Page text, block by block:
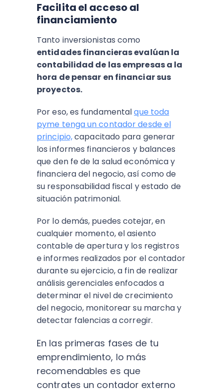
Facilita el acceso al
financiamiento
Tanto inversionistas como
entidades financieras evalúan la
contabilidad de las empresas a la
hora de pensar en financiar sus
proyectos.
Por eso, es fundamentalque toda
pyme tenga un contador desde el
principio,capacitado para generar
los informes financieros y balances
que den fe de la salud económica y
financiera del negocio, así como de
su responsabilidad fiscal y estado de
situación patrimonial.
Por lo demás, puedes cotejar, en
cualquier momento, el asiento
contable de apertura y los registros
e informes realizados por el contador
durante su ejercicio, a fin de realizar
análisis gerenciales enfocados a
determinar el nivel de crecimiento
del negocio, monitorear su marcha y
detectar falencias a corregir.
En las primeras fases de tu
emprendimiento, lo más
recomendables es que
contrates un contador externo